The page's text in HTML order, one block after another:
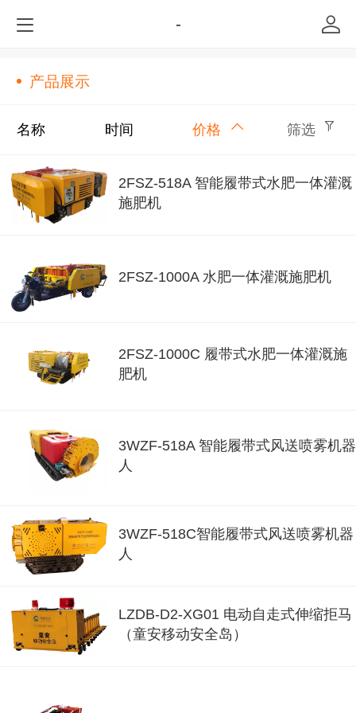
-
产品展示
名称 时间 价格 筛选
2FSZ-518A 智能履带式水肥一体灌溉
施肥机
2FSZ-1000A 水肥一体灌溉施肥机
2FSZ-1000C 履带式水肥一体灌溉施
肥机
3WZF-518A 智能履带式风送喷雾机器
人
3WZF-518C智能履带式风送喷雾机器
人
LZDB-D2-XG01 电动自走式伸缩拒马
（童安移动安全岛）